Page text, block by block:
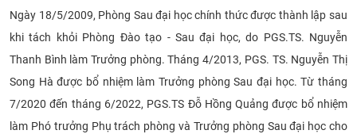
ĐẢM BẢO CHẤT LƯỢNG
KHOA HỌC CÔNG NGHỆ
HTQT
Ngày 18/5/2009, Phòng Sau đại học chính thức được thành lập sau
khi tách khỏi Phòng Đào tạo - Sau đại học, do PGS.TS. Nguyễn
Thanh Bình làm Trưởng phòng. Tháng 4/2013, PGS. TS. Nguyễn Thị
Song Hà được bổ nhiệm làm Trưởng phòng Sau đại học. Từ tháng
7/2020 đến tháng 6/2022, PGS.TS Đỗ Hồng Quảng được bổ nhiệm
làm Phó trưởng Phụ trách phòng và Trưởng phòng Sau đại học cho